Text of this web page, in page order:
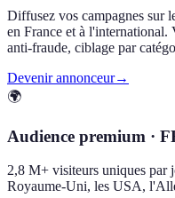
Diffusez vos campagnes sur
en France et à
anti-fraude, ciblage par
Devenir annonceur→
🌍
Audience premium ·
2,8 M+ visiteurs uniques par
Royaume-Uni, les USA,